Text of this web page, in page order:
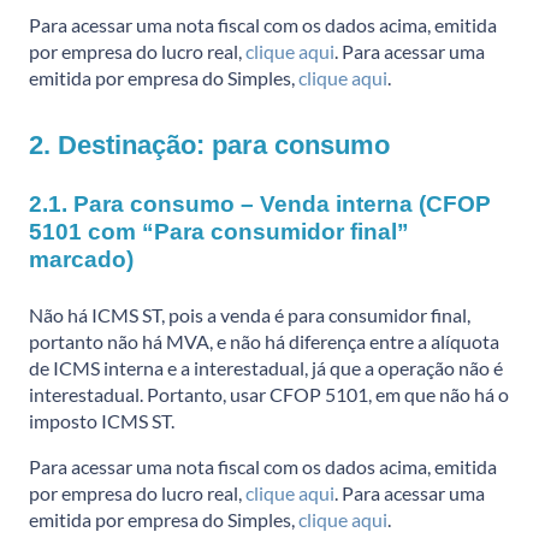
Para acessar uma nota fiscal com os dados acima, emitida
por empresa do lucro real, clique aqui . Para acessar uma
emitida por empresa do Simples, clique aqui
2. Destinação: para consumo
2.1. Para consumo – Venda interna (CFOP
5101 com “Para consumidor final”
marcado)
Não há ICMS ST, pois a venda é para consumidor final,
portanto não há MVA, e não há diferença entre a alíquota
de ICMS interna e a interestadual, já que a operação não é
interestadual. Portanto, usar CFOP 5101, em que não há o
imposto ICMS ST.
Para acessar uma nota fiscal com os dados acima, emitida
por empresa do lucro real, clique aqui . Para acessar uma
emitida por empresa do Simples, clique aqui